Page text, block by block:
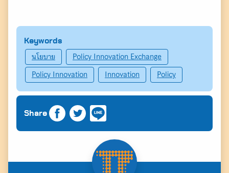
Keywords
นโยบาย
Policy Innovation Exchange
Policy Innovation
Innovation Policy
Share